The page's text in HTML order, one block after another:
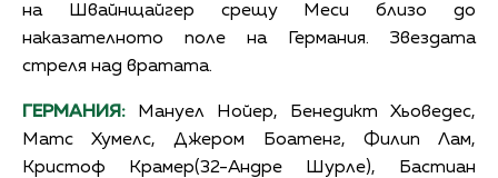
на Швайнщайгер срещу Меси близо до
наказателното поле на Германия. Звездата
стреля над вратата.
ГЕРМАНИЯ: Мануел Нойер, Бенедикт Хьоведес,
Матс Хумелс, Джером Боатенг, Филип Лам,
Кристоф Крамер(32-Андре Шурле), Бастиан